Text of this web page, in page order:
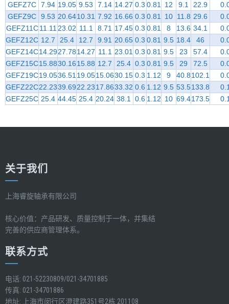
GEFZ7C 7.94 19.05 9.53 7.14 14.27 0.3 0.81 12 9.1 22.9
GEFZ9C 9.53 20.6410.31 7.92 16.66 0.3 0.81 10 11.8 29.6
GEFZ11C 11.1123.02 11.1 8.71 17.45 0.3 0.81 8 13.6 34.1
GEFZ12C 12.7 25.4 12.7 9.91 20.65 0.3 0.81 9.5 18.4 46
GEFZ14C14.2927.7814.27 11.1 23.01 0.3 0.81 9.5 23 57.4
GEFZ15C15.8830.1615.88 12.7 25.4 0.3 0.81 9.5 29 72.5
GEFZ19C19.0536.5119.0515.0630.15 0.3 1.12 9 40.8102.1
GEFZ22C22.2339.6922.2317.8633.32 0.6 1.12 9.5 53.5133.8
GEFZ25C 25.4 44.45 25.4 20.24 38.1 0.6 1.12 10 69.4173.5
关于我们
上海睿旋轴承有限公司
核心价值：产品研发、质量控制于一体，并集结
完善的供应商管理体系。
联系方式
电话: 021-52230809/021-34701885
传真: 021-34701886
地址: 上海市闵行区澄建路351号2栋 201108